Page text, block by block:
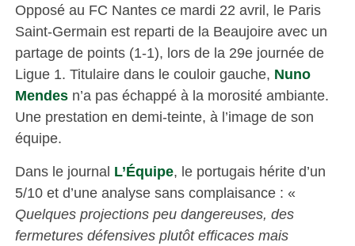
Opposé au FC Nantes ce mardi 22 avril, le Paris
Saint-Germain est reparti de la Beaujoire avec un
partage de points (1-1), lors de la 29e journée de
Ligue 1. Titulaire dans le couloir gauche, Nuno
Mendesn’a pas échappé à la morosité ambiante.
Une prestation en demi-teinte, à l’image de son
équipe.
Dans le journal L’Équipe, le portugais hérite d’un
5/10 et d’une analyse sans complaisance : «
Quelques projections peu dangereuses, des
fermetures défensives plutôt efficaces mais